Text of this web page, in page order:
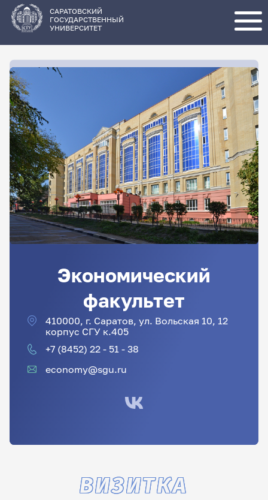
основному
содержанию
САРАТОВСКИЙ
ГОСУДАРСТВЕННЫЙ
УНИВЕРСИТЕТ
Экономический
факультет
410000, г. Саратов, ул. Вольская 10, 12
корпус СГУ к.405
+7 (8452) 22 - 51 - 38
economy@sgu.ru
ВИЗИТКА